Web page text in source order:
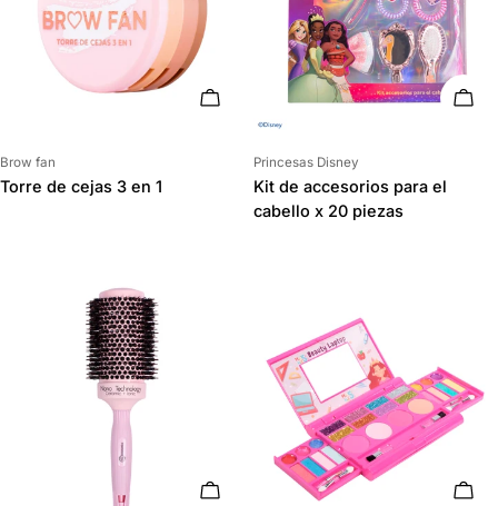
ELIGE OPCIONES
Proveedor:
Brow fan
Torre de cejas 3 en 1
Proveedor:
Princesas Disney
Kit de accesorios para el
cabello x 20 piezas
AÑADIR AL CARRITO